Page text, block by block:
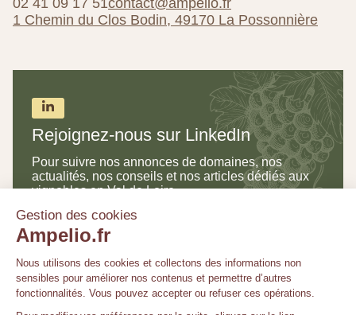
02 41 09 17 51contact@ampelio.fr
1 Chemin du Clos Bodin, 49170 La Possonnière
Rejoignez-nous sur LinkedIn
Pour suivre nos annonces de domaines, nos
actualités, nos conseils et nos articles dédiés aux
vignobles en Val de Loire.
Suivre Ampelio
Une vision pour chaque